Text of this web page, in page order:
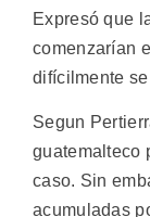
Expresó que
comenzarían
difícilmente
Segun
guatemalteco
caso. Sin
acumuladas